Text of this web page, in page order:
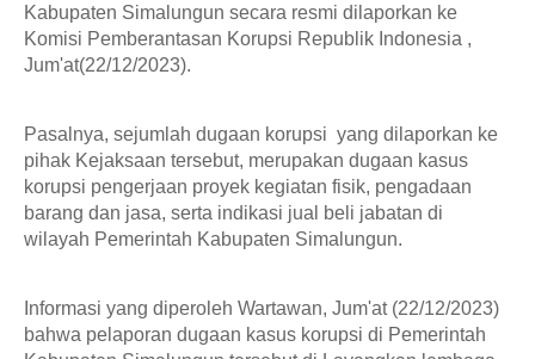
Kabupaten Simalungun secara resmi dilaporkan ke
Komisi Pemberantasan Korupsi Republik Indonesia ,
Jum'at(22/12/2023).
Pasalnya, sejumlah dugaan korupsi  yang dilaporkan ke
pihak Kejaksaan tersebut, merupakan dugaan kasus
korupsi pengerjaan proyek kegiatan fisik, pengadaan
barang dan jasa, serta indikasi jual beli jabatan di
wilayah Pemerintah Kabupaten Simalungun.
Informasi yang diperoleh Wartawan, Jum'at (22/12/2023)
bahwa pelaporan dugaan kasus korupsi di Pemerintah